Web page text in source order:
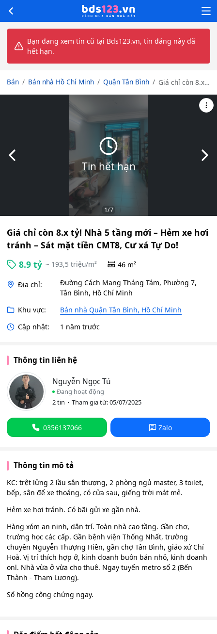
Bạn đang xem tin cũ tại Bds123.vn, tin đăng này đã
hết hạn.
Bán Bán nhà Hồ Chí Minh Quận Tân Bình
Giá chỉ còn 8.x
mới – Hẻm xe
hơi tránh – Sát
Tin hết hạn
Slide trước
1/7
Giá chỉ còn 8.x tỷ! Nhà 5 tầng mới – Hẻm xe hơi
tránh – Sát mặt tiền CMT8, Cư xá Tự Do!
8.9 tỷ ~ 193,5 triệu/m² 46 m²
Địa chỉ:
Đường Cách Mạng Tháng Tám, Phường 7,
Tân Bình, Hồ Chí Minh
Khu vực:
Bán nhà Quận Tân Bình, Hồ Chí Minh
Cập nhật:
1 năm trước
Thông tin liên hệ
Nguyễn Ngọc Tú
Đang hoạt động
2 tin
Tham gia từ: 05/07/2025
0356137066 Zalo
Thông tin mô tả
KC: trệt lửng 2 lầu sân thượng, 2 phòng ngủ master, 3 toilet,
bếp, sân để xe thoáng, có cửa sau, giếng trời mát mẻ.
Hẻm xe hơi tránh. Có bãi gửi xe gần nhà.
Hàng xóm an ninh, dân trí. Toàn nhà cao tầng. Gần chợ,
trường học các cấp. Gần bệnh viện Thống Nhất, trường
chuyên Nguyễn Thượng Hiền, gần chợ Tân Bình, giáo xứ Chí
Hoà. Vị trí thích hợp ở, kinh doanh buôn bán nhỏ, kinh doanh
onl. Nhà vừa ở vừa cho thuê. Ngay tuyến metro số 2 (Bến
Thành - Tham Lương).
Sổ hồng công chứng ngay.